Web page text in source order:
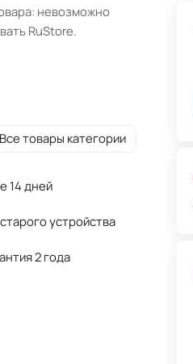
невозможно
RuStore.
Все товары категории
14 дней
устройства
2 года